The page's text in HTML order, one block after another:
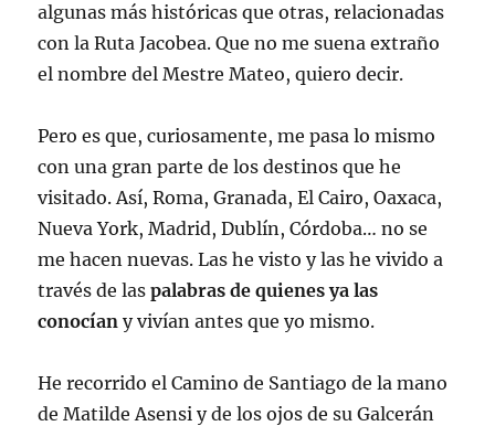
algunas más históricas que otras, relacionadas
con la Ruta Jacobea. Que no me suena extraño
el nombre del Mestre Mateo, quiero decir.
Pero es que, curiosamente, me pasa lo mismo
con una gran parte de los destinos que he
visitado. Así, Roma, Granada, El Cairo, Oaxaca,
Nueva York, Madrid, Dublín, Córdoba… no se
me hacen nuevas. Las he visto y las he vivido a
través de laspalabras de quienes ya las
conocían y vivían antes que yo mismo.
He recorrido el Camino de Santiago de la mano
de Matilde Asensi y de los ojos de su Galcerán